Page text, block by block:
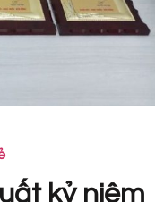
kỷ niệm